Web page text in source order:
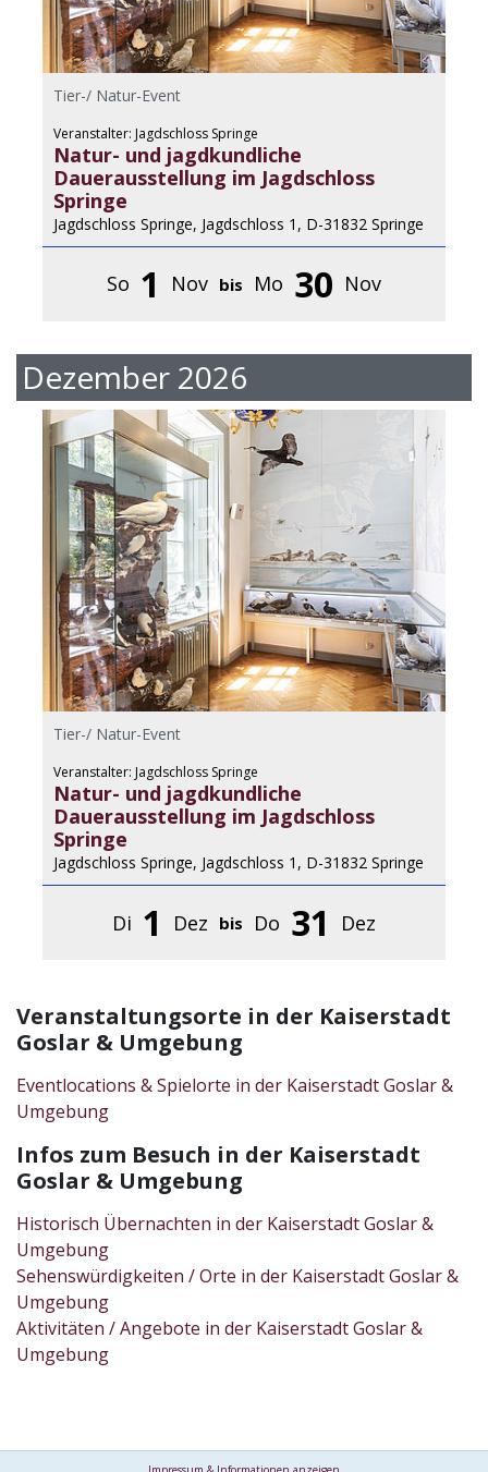
Tier-/ Natur-Event
Veranstalter: Jagdschloss Springe
Natur- und jagdkundliche
Dauerausstellung im Jagdschloss
Springe
Jagdschloss Springe, Jagdschloss 1, D-31832 Springe
So 1 Nov bis Mo 30 Nov
Dezember 2026
Tier-/ Natur-Event
Veranstalter: Jagdschloss Springe
Natur- und jagdkundliche
Dauerausstellung im Jagdschloss
Springe
Jagdschloss Springe, Jagdschloss 1, D-31832 Springe
Di 1 Dez bis Do 31 Dez
Veranstaltungsorte in der Kaiserstadt
Goslar & Umgebung
Eventlocations & Spielorte in der Kaiserstadt Goslar &
Umgebung
Infos zum Besuch in der Kaiserstadt
Goslar & Umgebung
Historisch Übernachten in der Kaiserstadt Goslar &
Umgebung
Sehenswürdigkeiten / Orte in der Kaiserstadt Goslar &
Umgebung
Aktivitäten / Angebote in der Kaiserstadt Goslar &
Umgebung